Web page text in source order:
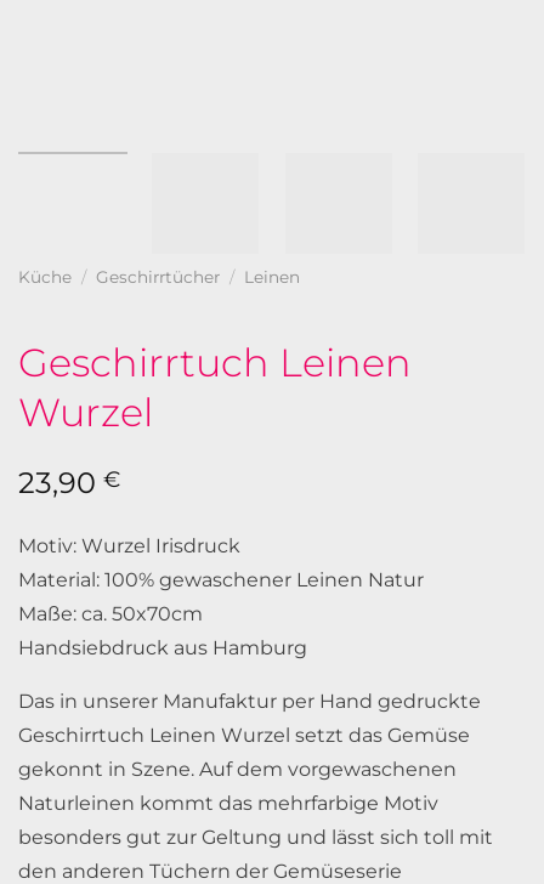
Küche / Geschirrtücher / Leinen
Geschirrtuch Leinen
Wurzel
23,90 €
Motiv: Wurzel Irisdruck
Material: 100% gewaschener Leinen Natur
Maße: ca. 50x70cm
Handsiebdruck aus Hamburg
Das in unserer Manufaktur per Hand gedruckte
Geschirrtuch Leinen Wurzel setzt das Gemüse
gekonnt in Szene. Auf dem vorgewaschenen
Naturleinen kommt das mehrfarbige Motiv
besonders gut zur Geltung und lässt sich toll mit
den anderen Tüchern der Gemüseserie